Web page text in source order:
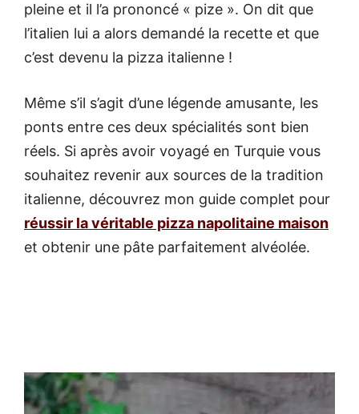
pleine et il l’a prononcé « pize ». On dit que
l’italien lui a alors demandé la recette et que
c’est devenu la pizza italienne !
Même s’il s’agit d’une légende amusante, les
ponts entre ces deux spécialités sont bien
réels. Si après avoir voyagé en Turquie vous
souhaitez revenir aux sources de la tradition
italienne, découvrez mon guide complet pour
réussir la véritable pizza napolitaine maison
et obtenir une pâte parfaitement alvéolée.